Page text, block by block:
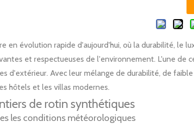
en évolution rapide d'aujourd'hui, où la durabilité,
et respectueuses de l'environnement. L'une de
d'extérieur. Avec leur mélange de durabilité, de
hôtels et les villas modernes.
de rotin synthétiques
les conditions météorologiques